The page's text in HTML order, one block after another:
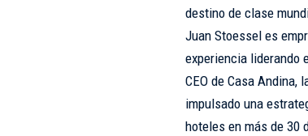
destino de clase
Juan Stoessel es
experiencia liderando
CEO de Casa Andina,
impulsado una
hoteles en más de 30